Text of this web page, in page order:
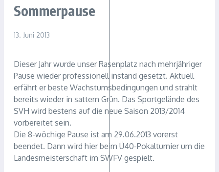
Sommerpause
13. Juni 2013
Dieser Jahr wurde unser Rasenplatz nach mehrjähriger
Pause wieder professionell instand gesetzt. Aktuell
erfährt er beste Wachstumsbedingungen und strahlt
bereits wieder in sattem Grün. Das Sportgelände des
SVH wird bestens auf die neue Saison 2013/2014
vorbereitet sein.
Die 8-wöchige Pause ist am 29.06.2013 vorerst
beendet. Dann wird hier beim Ü40-Pokalturnier um die
Landesmeisterschaft im SWFV gespielt.